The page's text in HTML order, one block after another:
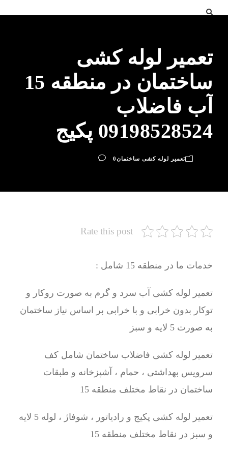
تعمیر لوله کشی
ساختمان در منطقه 15
آب فاضلاب
09198528524 پکیج
تعمیر لوله کشی ساختمان0
Rate this post
خدمات ما در منطقه 15 شامل :
تعمیر لوله کشی آب سرد و گرم به صورت روکار و
توکار بدون خرابی و با خرابی بر اساس نیاز ساختمان
به صورت 5 لایه و سبز
تعمیر لوله کشی فاضلاب ساختمان شامل کف
سرویس بهداشتی ، حمام ، آشپزخانه و طبقات
ساختمان در نقاط مختلف منطقه 15
تعمیر لوله کشی پکیج و رادیاتور ، شوفاژ ، لوله 5 لایه
و سبز در نقاط مختلف منطقه 15